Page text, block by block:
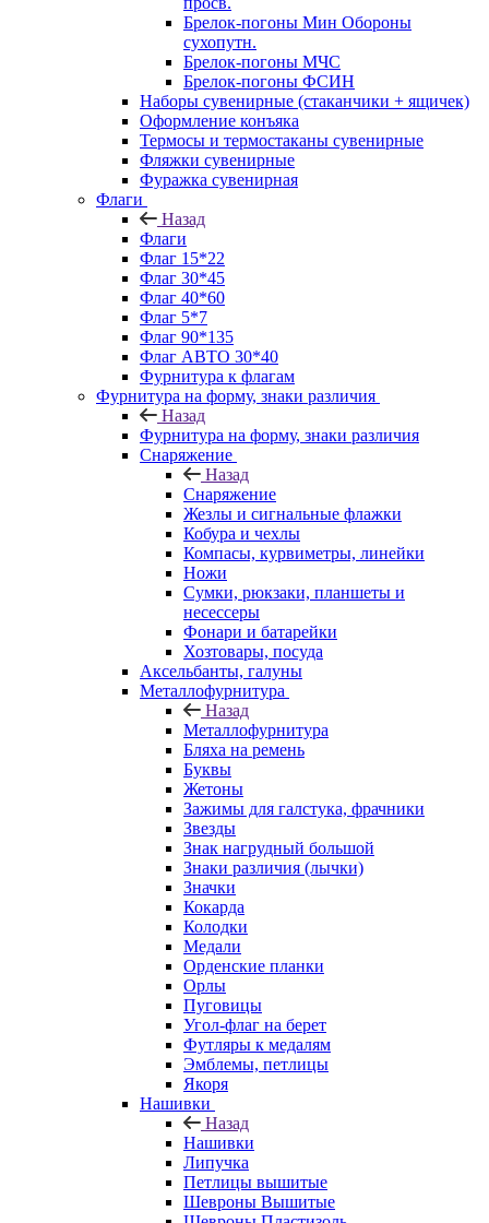
Брелок-погоны Мин Обороны
сухопутн.
Брелок-погоны МЧС
Брелок-погоны ФСИН
Наборы сувенирные (стаканчики + ящичек)
Оформление конъяка
Термосы и термостаканы сувенирные
Фляжки сувенирные
Фуражка сувенирная
Флаги
Назад
Флаги
Флаг 15*22
Флаг 30*45
Флаг 40*60
Флаг 5*7
Флаг 90*135
Флаг АВТО 30*40
Фурнитура к флагам
Фурнитура на форму, знаки различия
Назад
Фурнитура на форму, знаки различия
Снаряжение
Назад
Снаряжение
Жезлы и сигнальные флажки
Кобура и чехлы
Компасы, курвиметры, линейки
Ножи
Сумки, рюкзаки, планшеты и
несессеры
Фонари и батарейки
Хозтовары, посуда
Аксельбанты, галуны
Металлофурнитура
Назад
Металлофурнитура
Бляха на ремень
Буквы
Жетоны
Зажимы для галстука, фрачники
Звезды
Знак нагрудный большой
Знаки различия (лычки)
Значки
Кокарда
Колодки
Медали
Орденские планки
Орлы
Пуговицы
Угол-флаг на берет
Футляры к медалям
Эмблемы, петлицы
Якоря
Нашивки
Назад
Нашивки
Липучка
Петлицы вышитые
Шевроны Вышитые